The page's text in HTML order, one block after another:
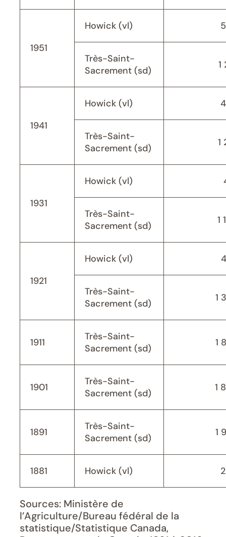
1951
Howick (vl)
Très-Saint-
Sacrement (sd)
1
1941
Howick (vl)
Très-Saint-
Sacrement (sd)
1
1931
Howick (vl)
Très-Saint-
Sacrement (sd)
1
1921
Howick (vl)
Très-Saint-
Sacrement (sd)
1
1911
Très-Saint-
Sacrement (sd)
1
1901
Très-Saint-
Sacrement (sd)
1
1891
Très-Saint-
Sacrement (sd)
1
1881 Howick (vl)
Sources: Ministère de
l’Agriculture/Bureau fédéral de la
statistique/Statistique Canada,